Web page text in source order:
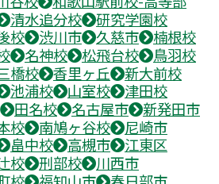
清水追分校
研究学園校
校 渋川市 久慈市
楠根校
名神校 松飛台校
鳥羽校
橋校 香里ヶ丘
新大前校
池浦校 山室校
津田校
田名校 名古屋市
新発田市
校 南鳩ヶ谷校
尼崎市
畠中校 高槻市
江東区
校 刑部校
川西市